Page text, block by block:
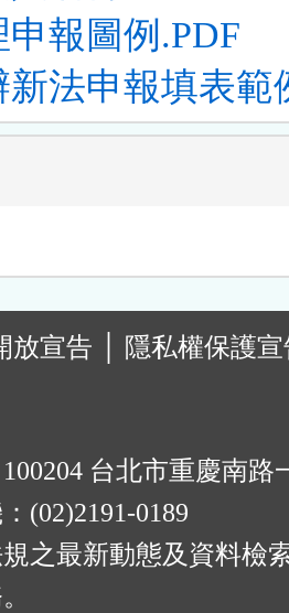
申報圖例.PDF
新法申報填表範
放宣告
隱私權保護
台北市重慶南路
(02)2191-0189
之最新動態及資料檢